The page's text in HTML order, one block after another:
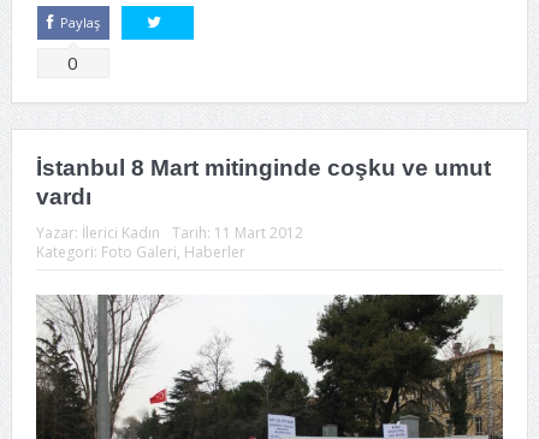
Paylaş
0
İstanbul 8 Mart mitinginde coşku ve umut
vardı
Yazar: İlerici Kadın Tarih: 11 Mart 2012
Kategori: Foto Galeri, Haberler